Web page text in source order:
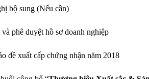
bộ sung (Nếu cần)
phê duyệt hồ sơ doanh nghiệp
đề xuất cấp chứng nhận năm 2018